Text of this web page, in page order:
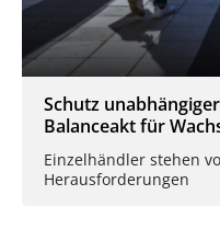
Schutz
Balanceakt für
Einzelhändler stehen
Herausforderungen